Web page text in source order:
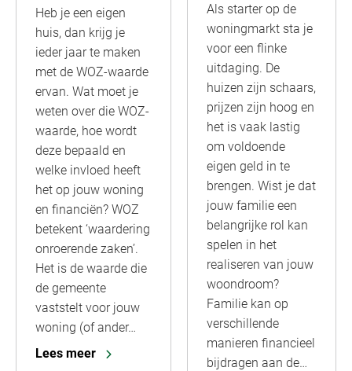
Heb je een eigen
huis, dan krijg je
ieder jaar te maken
met de WOZ-waarde
ervan. Wat moet je
weten over die WOZ-
waarde, hoe wordt
deze bepaald en
welke invloed heeft
het op jouw woning
en financiën? WOZ
betekent ‘waardering
onroerende zaken’.
Het is de waarde die
de gemeente
vaststelt voor jouw
woning (of ander…
Lees meer
Als starter op de
woningmarkt sta je
voor een flinke
uitdaging. De
huizen zijn schaars,
prijzen zijn hoog en
het is vaak lastig
om voldoende
eigen geld in te
brengen. Wist je dat
jouw familie een
belangrijke rol kan
spelen in het
realiseren van jouw
woondroom?
Familie kan op
verschillende
manieren financieel
bijdragen aan de…